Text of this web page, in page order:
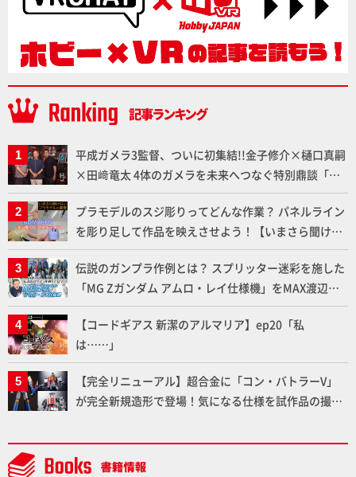
平成ガメラ3監督、ついに初集結!!金子修介×樋口真嗣
×田﨑竜太 4体のガメラを未来へつなぐ特別鼎談「ガ
メラ永久保存化プロジェクト FINAL」
プラモデルのスジ彫りってどんな作業？ パネルライン
を彫り足して作品を映えさせよう！【いまさら聞けな
いプラモデルの基礎：スジ彫りとパネルライン】
伝説のガンプラ作例とは？ スプリッター迷彩を施した
「MG Zガンダム アムロ・レイ仕様機」をMAX渡辺が
ふたたび塗る!!【試し読み】
【コードギアス 新潔のアルマリア】ep20「私
は……」
【完全リニューアル】超合金に「コン・バトラーV」
が完全新規造形で登場！気になる仕様を試作品の撮り
ト」セット情報もお届け！【超合金の魂】